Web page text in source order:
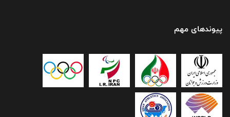
پیوندهای مهم